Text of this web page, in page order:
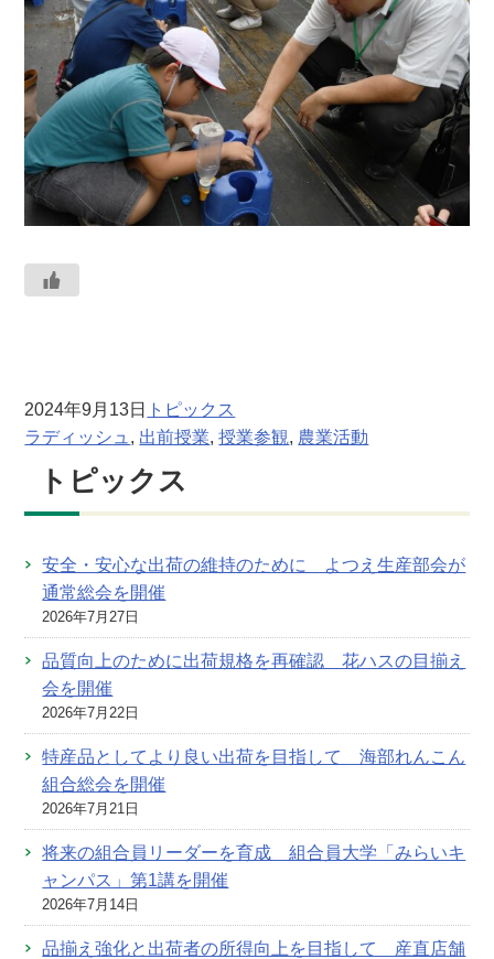
2024年9月13日 トピックス
ラディッシュ , 出前授業, 授業参観, 農業活動
トピックス
安全・安心な出荷の維持のために よつえ生産部会が
通常総会を開催
2026年7月27日
品質向上のために出荷規格を再確認 花ハスの目揃え
会を開催
2026年7月22日
特産品としてより良い出荷を目指して 海部れんこん
組合総会を開催
2026年7月21日
将来の組合員リーダーを育成 組合員大学「みらいキ
ャンパス」第1講を開催
2026年7月14日
品揃え強化と出荷者の所得向上を目指して 産直店舗